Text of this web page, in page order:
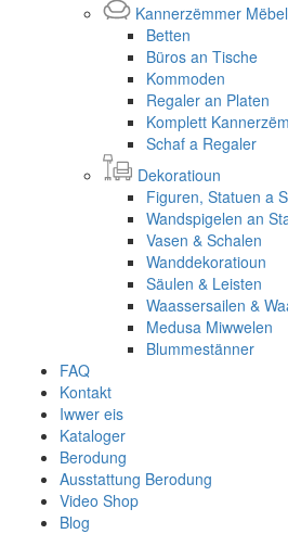
Kannerzëmmer Mëbel
Betten
Büros an Tische
Kommoden
Regaler an Platen
Komplett
Schaf a Regaler
Dekoratioun
Figuren, Statuen a
Wandspigelen an
Vasen & Schalen
Wanddekoratioun
Säulen & Leisten
Waassersailen &
Medusa Miwwelen
Blummestänner
FAQ
Kontakt
Iwwer eis
Kataloger
Berodung
Ausstattung Berodung
Video Shop
Blog